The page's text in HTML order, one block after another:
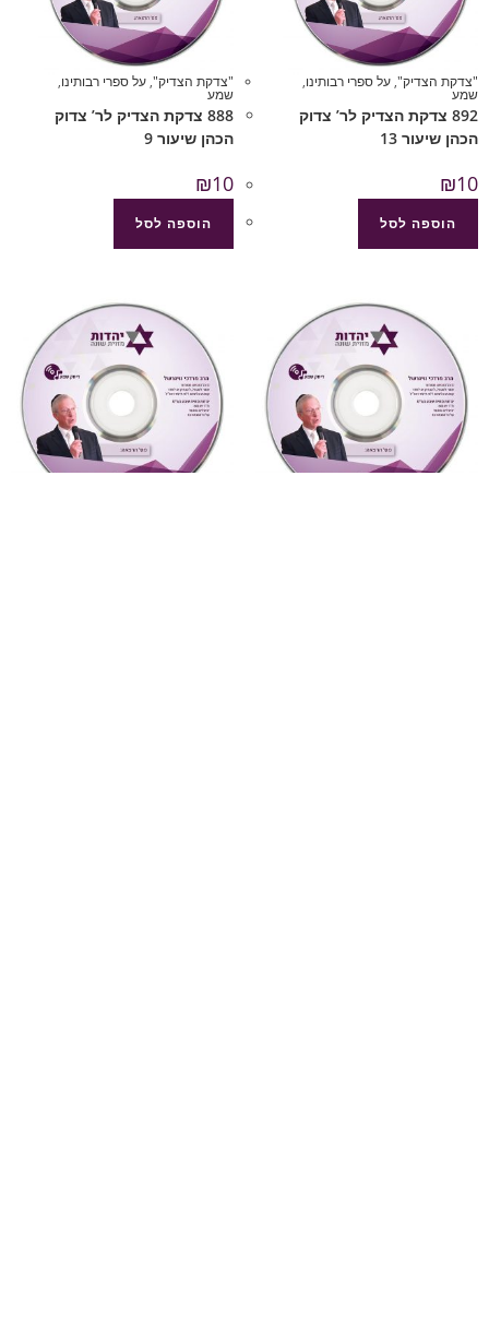
"צדקת הצדיק",על ספרי רבותינו,
שמע
892 צדקת הצדיק לר’ צדוק
הכהן שיעור 13
₪10
הוספה לסל
"צדקת הצדיק",על ספרי רבותינו,
שמע
888 צדקת הצדיק לר’ צדוק
הכהן שיעור 9
₪10
הוספה לסל